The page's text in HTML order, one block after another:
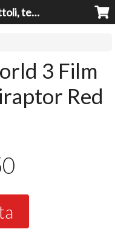
Mixo Shop - Giocattoli, tecnologia, casa e giardino a prezzi super!
3 Film
Red